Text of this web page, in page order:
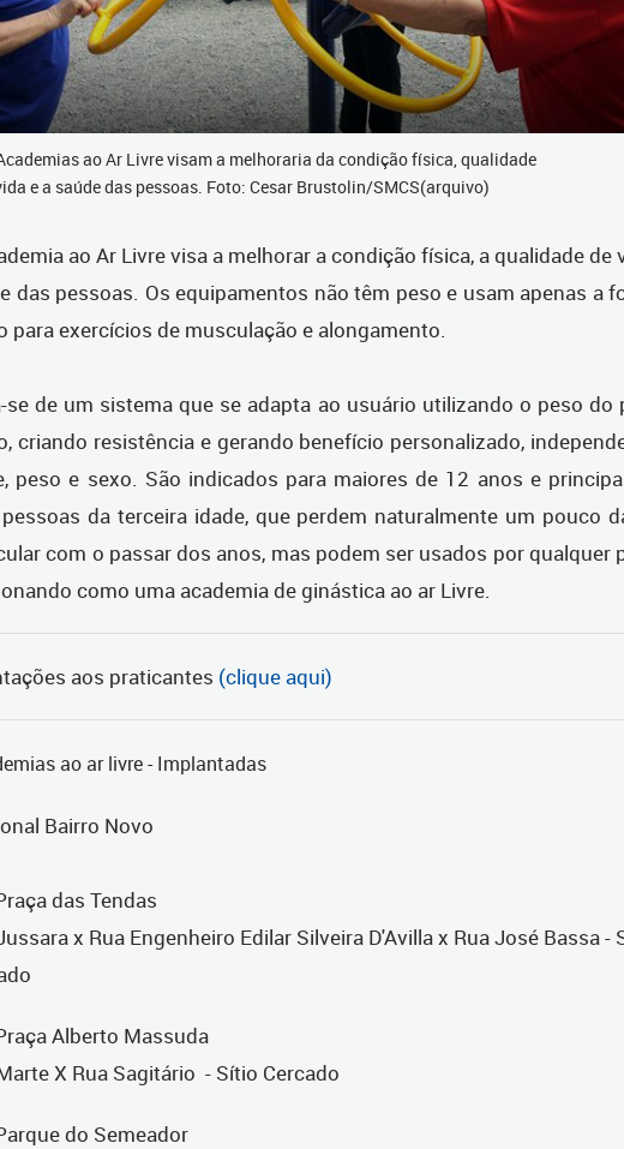
ao Ar Livre visam a melhoraria da condição física, qualidade
e a saúde das pessoas. Foto: Cesar Brustolin/SMCS(arquivo)
ao Ar Livre visa a melhorar a condição física, a qualidade de
das pessoas. Os equipamentos não têm peso e usam apenas a
para exercícios de musculação e alongamento.
se de um sistema que se adapta ao usuário utilizando o peso do
criando resistência e gerando benefício personalizado,
peso e sexo. São indicados para maiores de 12 anos e
da terceira idade, que perdem naturalmente um pouco
com o passar dos anos, mas podem ser usados por qualquer
como uma academia de ginástica ao ar Livre.
aos praticantes (clique aqui)
ao ar livre - Implantadas
Bairro Novo
das Tendas
x Rua Engenheiro Edilar Silveira D'Avilla x Rua José Bassa -
Alberto Massuda
X Rua Sagitário - Sítio Cercado
do Semeador